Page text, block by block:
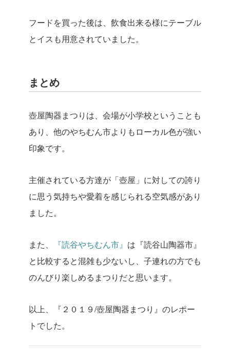
フードを買った後は、飲食出来る様にテーブル
とイスも用意されていました。
まとめ
壺屋陶器まつりは、会場が小学校ということも
あり、他のやちむん市よりもローカル色が強い
印象です。
主催されている方達が「壺屋」に対しての誇り
に思う気持ちや愛着を感じられる空気感があり
ました。
また、 『読谷やちむん市』 は『読谷山陶器市』
と比較すると混雑も少ないし、子連れの方でも
のんびり楽しめるまつりだと思います。
以上、『２０１９/壺屋陶器まつり』のレポー
トでした。